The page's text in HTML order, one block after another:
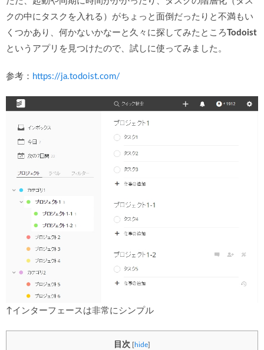
クの中にタスクを入れる）がちょっと面倒だったりと不満もい
くつかあり、何かないかなーと久々に探してみたところTodoist
というアプリを見つけたので、試しに使ってみました。
参考： https://ja.todoist.com/
↑インターフェースは非常にシンプル
目次 hide